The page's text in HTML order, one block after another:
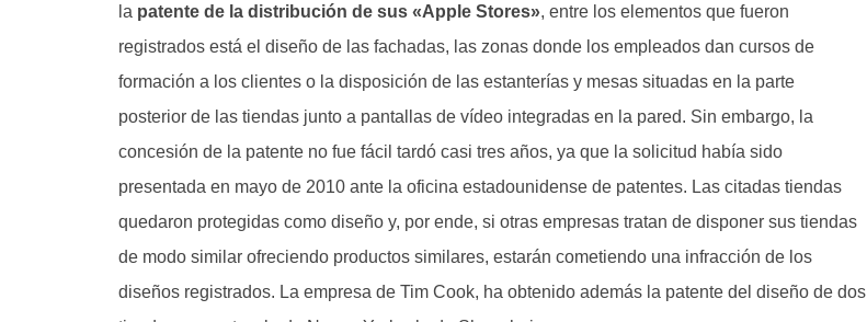
la patente de la distribución de sus «Apple Stores», entre los elementos que fueron
registrados está el diseño de las fachadas, las zonas donde los empleados dan cursos de
formación a los clientes o la disposición de las estanterías y mesas situadas en la parte
posterior de las tiendas junto a pantallas de vídeo integradas en la pared. Sin embargo, la
concesión de la patente no fue fácil tardó casi tres años, ya que la solicitud había sido
presentada en mayo de 2010 ante la oficina estadounidense de patentes. Las citadas tiendas
quedaron protegidas como diseño y, por ende, si otras empresas tratan de disponer sus tiendas
de modo similar ofreciendo productos similares, estarán cometiendo una infracción de los
diseños registrados. La empresa de Tim Cook, ha obtenido además la patente del diseño de dos